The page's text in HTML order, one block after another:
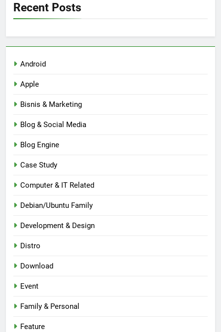
Recent Posts
Android
Apple
Bisnis & Marketing
Blog & Social Media
Blog Engine
Case Study
Computer & IT Related
Debian/Ubuntu Family
Development & Design
Distro
Download
Event
Family & Personal
Feature